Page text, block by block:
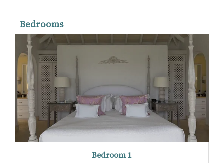
Bedrooms
Bedroom 1